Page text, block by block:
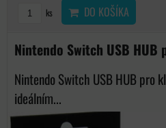
ks DO KOŠÍKA
Nintendo Switch USB
Nintendo Switch USB HUB pro
ideálním...